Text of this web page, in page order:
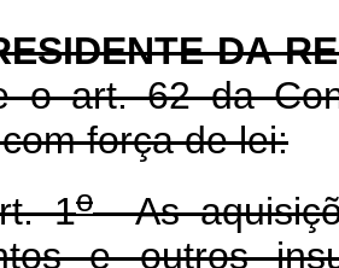
DA
o art. 62 da
força de lei:
1oAs
e outros